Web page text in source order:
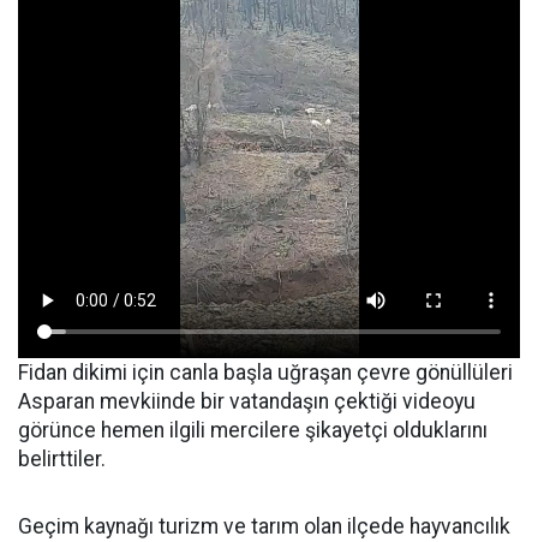
Fidan dikimi için canla başla uğraşan çevre gönüllüleri
Asparan mevkiinde bir vatandaşın çektiği videoyu
görünce hemen ilgili mercilere şikayetçi olduklarını
belirttiler.
Geçim kaynağı turizm ve tarım olan ilçede hayvancılık